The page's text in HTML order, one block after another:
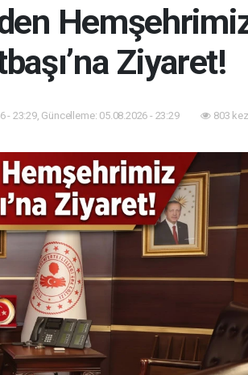
Ziyaret!
- 23:29, Güncelleme: 05.08.2026 - 23:29 803